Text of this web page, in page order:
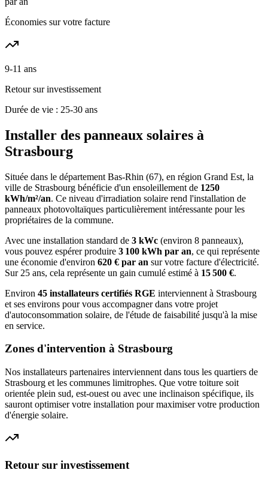
Économies sur votre facture
9-11 ans
Retour sur investissement
Durée de vie : 25-30 ans
Installer des panneaux solaires à
Strasbourg
Située dans le département Bas-Rhin (67), en région Grand Est, la
ville de Strasbourg bénéficie d'un ensoleillement de 1250
kWh/m²/an. Ce niveau d'irradiation solaire rend l'installation de
panneaux photovoltaïques particulièrement intéressante pour les
propriétaires de la commune.
Avec une installation standard de 3 kWc (environ 8 panneaux),
vous pouvez espérer produire 3 100 kWh par an, ce qui représente
une économie d'environ 620 € par an sur votre facture d'électricité.
Sur 25 ans, cela représente un gain cumulé estimé à 15 500 €.
Environ 45 installateurs certifiés RGE interviennent à Strasbourg
et ses environs pour vous accompagner dans votre projet
d'autoconsommation solaire, de l'étude de faisabilité jusqu'à la mise
en service.
Zones d'intervention à Strasbourg
Nos installateurs partenaires interviennent dans tous les quartiers de
Strasbourg et les communes limitrophes. Que votre toiture soit
orientée plein sud, est-ouest ou avec une inclinaison spécifique, ils
sauront optimiser votre installation pour maximiser votre production
d'énergie solaire.
Retour sur investissement